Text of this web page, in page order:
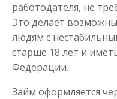
работодателя, не
Это делает
людям с
старше 18 лет и
Федерации.
Займ оформляется